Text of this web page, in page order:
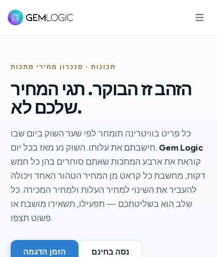
הראשי
תכונות · סנכרון מחירי מתכות
הזהב זז הבוקר. תגי המחיר
שלכם לא.
כל פריט בוויטרינה תומחר לפי שער השוק ביום שבו
חישבתם את עלותו. השוק נע מאז בכל יום. Gem Logic
קוראת את ארבע המתכות שאתם סוחרים בהן כל חמש
דקות, מחשבת כל קראט מן המחיר הטהור האחד ויכולה
להעביר את השינוי למחיר העלות ולמחיר המכירה. כל
שלב הוא בשליטתכם — תפעילו, תשאירו מושבת או
פשוט תצפו.
הזמן הדגמה נסה בחינם